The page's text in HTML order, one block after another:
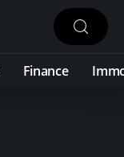
Finance